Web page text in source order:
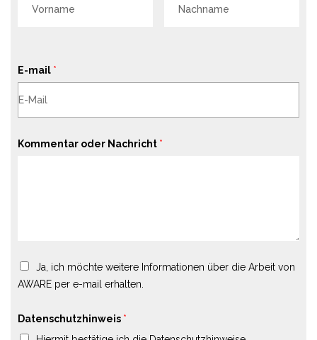
E-mail *
Kommentar oder Nachricht *
Ja, ich möchte weitere Informationen über die Arbeit von
AWARE per e-mail erhalten.
Datenschutzhinweis *